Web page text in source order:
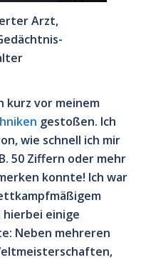
Arzt,
kurz vor meinem
gestoßen. Ich
wie schnell ich mir
50 Ziffern oder mehr
konnte! Ich war
hierbei einige
Neben mehreren